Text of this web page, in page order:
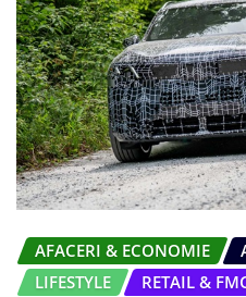
AFACERI & ECONOMIE
LIFESTYLE
RETAIL &